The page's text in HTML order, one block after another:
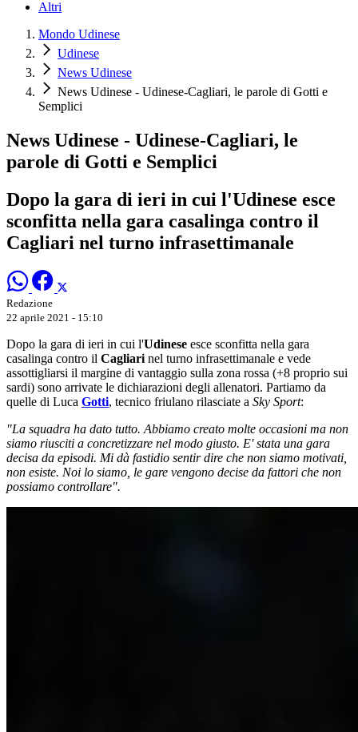
Altri
Mondo Udinese
Udinese
News Udinese
News Udinese - Udinese-Cagliari, le parole di Gotti e
Semplici
News Udinese - Udinese-Cagliari, le
parole di Gotti e Semplici
Dopo la gara di ieri in cui l'Udinese esce
sconfitta nella gara casalinga contro il
Cagliari nel turno infrasettimanale
Redazione
22 aprile 2021 - 15:10
Dopo la gara di ieri in cui l'Udinese esce sconfitta nella gara
casalinga contro il Cagliari nel turno infrasettimanale e vede
assottigliarsi il margine di vantaggio sulla zona rossa (+8 proprio sui
sardi) sono arrivate le dichiarazioni degli allenatori. Partiamo da
quelle di Luca Gotti, tecnico friulano rilasciate a Sky Sport:
"La squadra ha dato tutto. Abbiamo creato molte occasioni ma non
siamo riusciti a concretizzare nel modo giusto. E' stata una gara
decisa da episodi. Mi dà fastidio sentir dire che non siamo motivati,
non esiste. Noi lo siamo, le gare vengono decise da fattori che non
possiamo controllare".